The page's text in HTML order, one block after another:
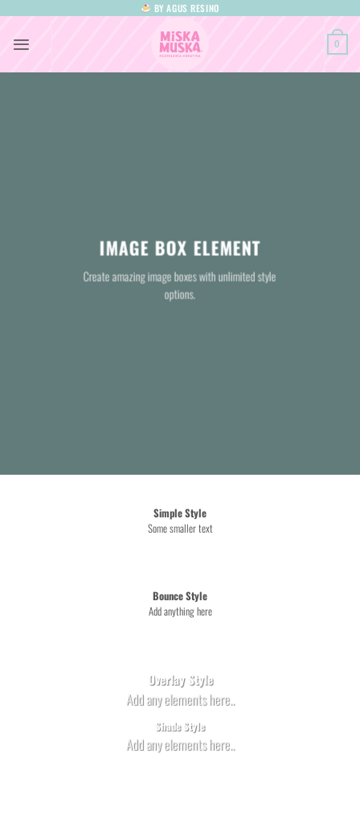
contenido
BY AGUS RESINO
0
IMAGE BOX ELEMENT
Create amazing image boxes with unlimited style
options.
Simple Style
Some smaller text
Bounce Style
Add anything here
Overlay Style
Add any elements here..
Shade Style
Add any elements here..